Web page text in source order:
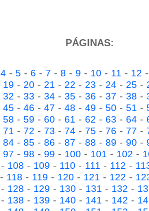
PÁGINAS:
4 - 5 - 6 - 7 - 8 - 9 - 10 - 11 - 12
19 - 20 - 21 - 22 - 23 - 24 - 25 -
32 - 33 - 34 - 35 - 36 - 37 - 38 -
45 - 46 - 47 - 48 - 49 - 50 - 51 -
58 - 59 - 60 - 61 - 62 - 63 - 64 -
71 - 72 - 73 - 74 - 75 - 76 - 77 -
84 - 85 - 86 - 87 - 88 - 89 - 90 -
97 - 98 - 99 - 100 - 101 - 102 -
- 108 - 109 - 110 - 111 - 112 -
- 118 - 119 - 120 - 121 - 122 -
- 128 - 129 - 130 - 131 - 132 -
- 138 - 139 - 140 - 141 - 142 -